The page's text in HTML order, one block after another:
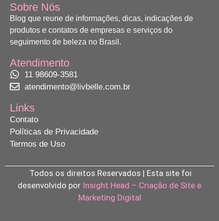
Sobre Nós
Blog que reune de informações, dicas, indicações de
produtos e contatos de empresas e serviços do
seguimento de beleza no Brasil.
Atendimento
11 98609-3581
atendimento@livbelle.com.br
Links
Contato
Políticas de Privacidade
Termos de Uso
Todos os direitos Reservados | Esta site foi
desenvolvido por Insight Head – Criação de Site e
Marketing Digital